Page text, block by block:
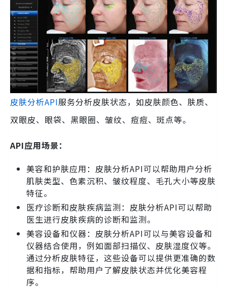
皮肤分析API服务分析皮肤状态，如皮肤颜色、肤质、
双眼皮、眼袋、黑眼圈、皱纹、痘痘、斑点等。
API应用场景：
美容和护肤应用：皮肤分析API可以帮助用户分析
肌肤类型、色素沉积、皱纹程度、毛孔大小等皮肤
特征。
医疗诊断和皮肤疾病监测：皮肤分析API可以帮助
医生进行皮肤疾病的诊断和监测。
美容设备和仪器：皮肤分析API可以与美容设备和
仪器结合使用，例如面部扫描仪、皮肤湿度仪等。
通过分析皮肤特征，这些设备可以提供更准确的数
据和指标，帮助用户了解皮肤状态并优化美容程
序。